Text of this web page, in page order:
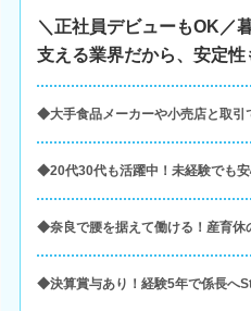
＼正社員デビューもOK／
支える業界だから、安定性
◆大手食品メーカーや小売店と取引
◆20代30代も活躍中！未経験でも安
◆奈良で腰を据えて働ける！産育休
◆決算賞与あり！経験5年で係長へ